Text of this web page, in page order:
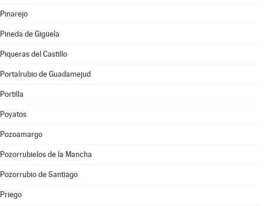
Pinarejo
Pineda de Gigüela
Piqueras del Castillo
Portalrubio de Guadamejud
Portilla
Poyatos
Pozoamargo
Pozorrubielos de la Mancha
Pozorrubio de Santiago
Priego